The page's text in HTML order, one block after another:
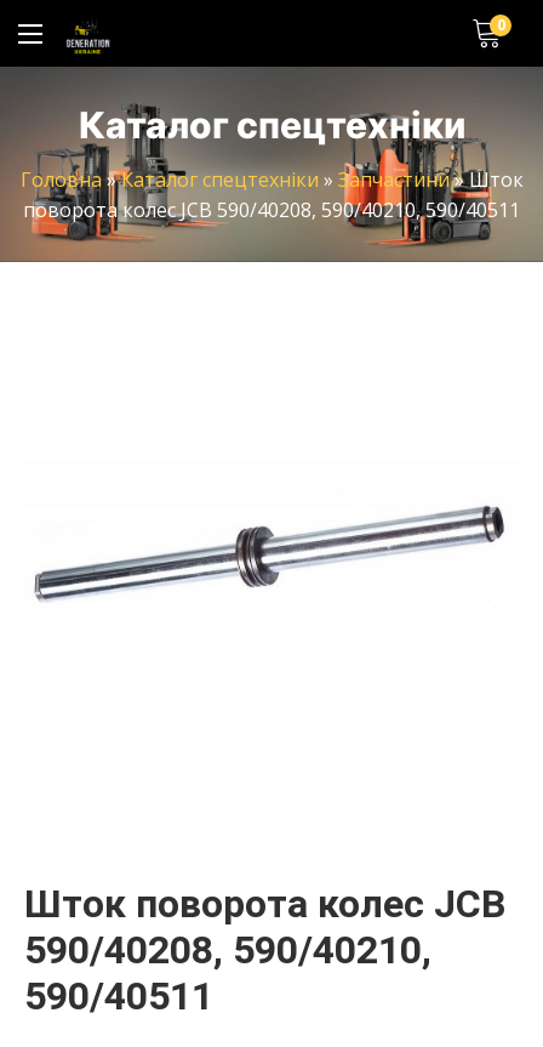
0
Каталог спецтехніки
Головна »Каталог спецтехніки » Запчастини»Шток
поворота колес JCB 590/40208, 590/40210, 590/40511
Шток поворота колес JCB
590/40208, 590/40210,
590/40511